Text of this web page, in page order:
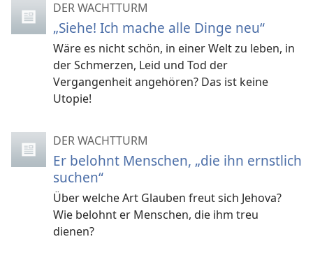
DER WACHTTURM
„Siehe! Ich mache alle Dinge neu“
Wäre es nicht schön, in einer Welt zu leben, in
der Schmerzen, Leid und Tod der
Vergangenheit angehören? Das ist keine
Utopie!
DER WACHTTURM
Er belohnt Menschen, „die ihn ernstlich
suchen“
Über welche Art Glauben freut sich Jehova?
Wie belohnt er Menschen, die ihm treu
dienen?